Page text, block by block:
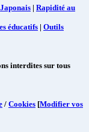
Japonais | Rapidité au
éducatifs | Outils
interdites sur tous
/ Cookies [Modifier vos